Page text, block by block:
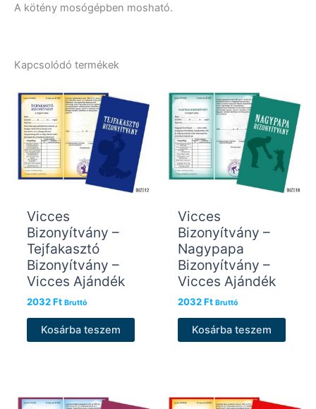
A kötény mosógépben mosható.
Kapcsolódó termékek
Vicces
Bizonyítvány –
Tejfakasztó
Bizonyítvány –
Vicces Ajándék
2032Ft Bruttó
Kosárba teszem
Vicces
Bizonyítvány –
Nagypapa
Bizonyítvány –
Vicces Ajándék
2032Ft Bruttó
Kosárba teszem